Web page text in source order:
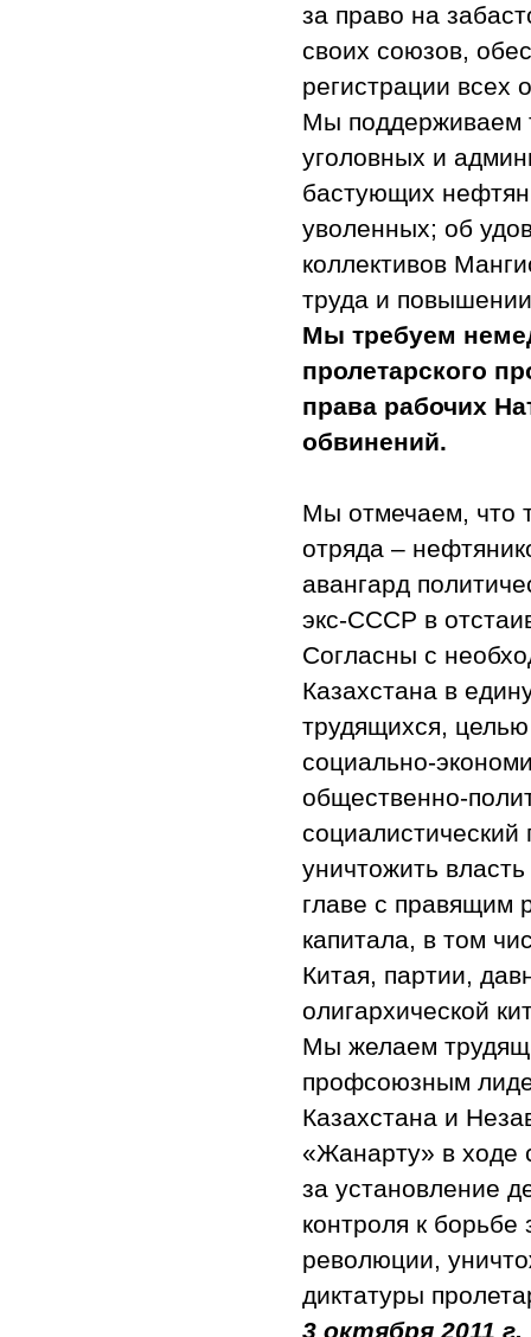
за право на
своих союзов,
регистрации всех
Мы поддерживаем
уголовных и
бастующих
уволенных; об
коллективов
труда и
Мы требуем
пролетарского
права рабочих
обвинений.
Мы отмечаем, что
отряда –
авангард
экс-СССР в
Согласны с
Казахстана в
трудящихся,
социально-
общественно-
социалистический
уничтожить
главе с правящим
капитала, в том
Китая, партии,
олигархической
Мы желаем
профсоюзным
Казахстана и
«Жанарту» в ходе
за установление
контроля к борьбе
революции,
диктатуры
3 октября 2011 г.